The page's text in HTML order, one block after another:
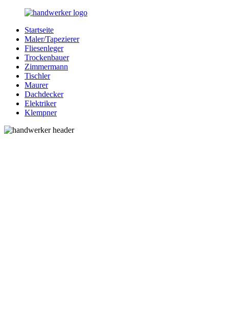
Zurück
Inhalt
Bessere-
Handwerker.de
Handwerker
Ihrer
Nähe
Startseite
Maler/Tapezierer
Fliesenleger
Trockenbauer
Zimmermann
Tischler
Maurer
Dachdecker
Elektriker
Klempner